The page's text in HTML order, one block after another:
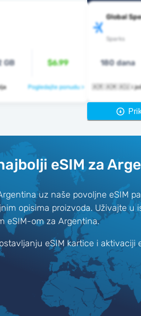
GB $6.99
Pogledajte ponudu >
Global
Sparks
180 dana
🇦🇷
eSIM za
uz naše povoljne eSIM
opisima proizvoda. Uživajte u
eSIM-om za Argentina.
eSIM kartice i aktivaciji